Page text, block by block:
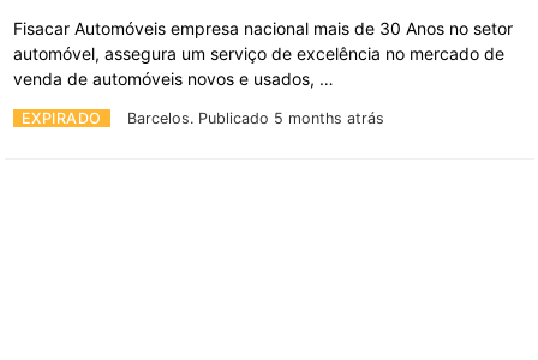
EXPIRADO Barcelos. Publicado 5 months atrás
Fisacar Automóveis empresa nacional mais de 30 Anos no setor
automóvel, assegura um serviço de excelência no mercado de
venda de automóveis novos e usados, …